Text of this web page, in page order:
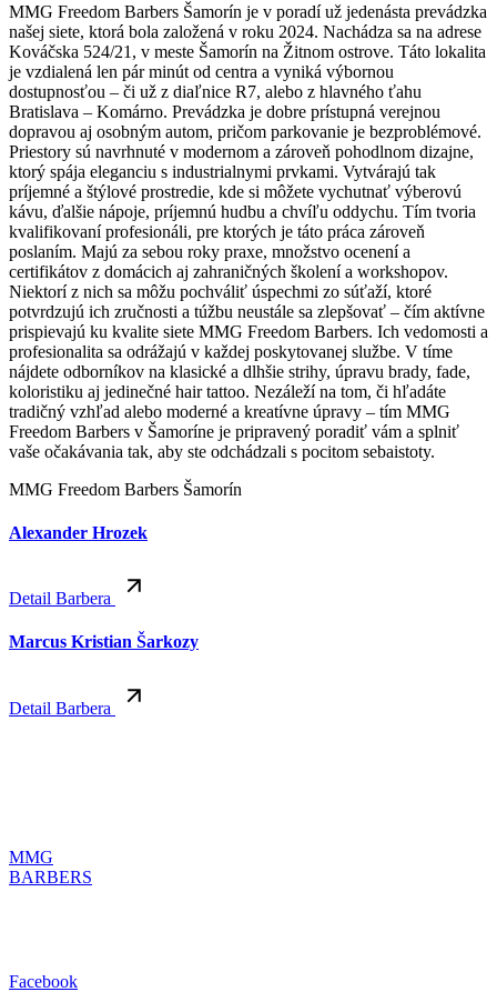
MMG Freedom Barbers Šamorín je v poradí už jedenásta prevádzka
našej siete, ktorá bola založená v roku 2024. Nachádza sa na adrese
Kováčska 524/21, v meste Šamorín na Žitnom ostrove. Táto lokalita
je vzdialená len pár minút od centra a vyniká výbornou
dostupnosťou – či už z diaľnice R7, alebo z hlavného ťahu
Bratislava – Komárno. Prevádzka je dobre prístupná verejnou
dopravou aj osobným autom, pričom parkovanie je bezproblémové.
Priestory sú navrhnuté v modernom a zároveň pohodlnom dizajne,
ktorý spája eleganciu s industrialnymi prvkami. Vytvárajú tak
príjemné a štýlové prostredie, kde si môžete vychutnať výberovú
kávu, ďalšie nápoje, príjemnú hudbu a chvíľu oddychu. Tím tvoria
kvalifikovaní profesionáli, pre ktorých je táto práca zároveň
poslaním. Majú za sebou roky praxe, množstvo ocenení a
certifikátov z domácich aj zahraničných školení a workshopov.
Niektorí z nich sa môžu pochváliť úspechmi zo súťaží, ktoré
potvrdzujú ich zručnosti a túžbu neustále sa zlepšovať – čím aktívne
prispievajú ku kvalite siete MMG Freedom Barbers. Ich vedomosti a
profesionalita sa odrážajú v každej poskytovanej službe. V tíme
nájdete odborníkov na klasické a dlhšie strihy, úpravu brady, fade,
koloristiku aj jedinečné hair tattoo. Nezáleží na tom, či hľadáte
tradičný vzhľad alebo moderné a kreatívne úpravy – tím MMG
Freedom Barbers v Šamoríne je pripravený poradiť vám a splniť
vaše očakávania tak, aby ste odchádzali s pocitom sebaistoty.
MMG Freedom Barbers Šamorín
Alexander Hrozek
Detail Barbera
Marcus Kristian Šarkozy
Detail Barbera
MMG
BARBERS
Facebook